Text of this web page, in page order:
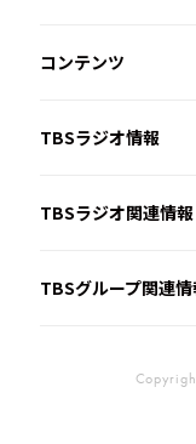
コンテンツ
TBSラジオ情報
TBSラジオ関連情報
TBSグループ関連情